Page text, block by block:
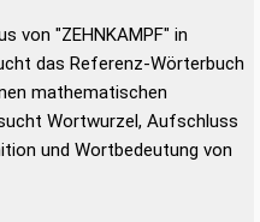
von "ZEHNKAMPF" in
das Referenz-Wörterbuch
mathematischen
Wortwurzel, Aufschluss
und Wortbedeutung von